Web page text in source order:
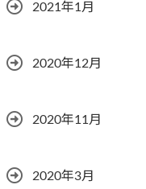
2021年1月
2020年12月
2020年11月
2020年3月